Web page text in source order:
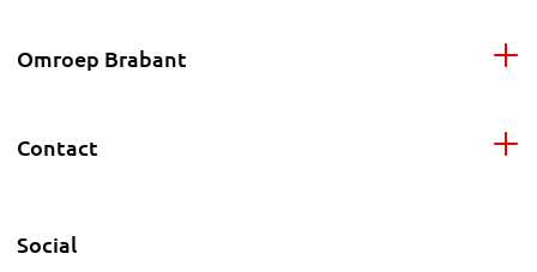
Omroep Brabant
Contact
Social